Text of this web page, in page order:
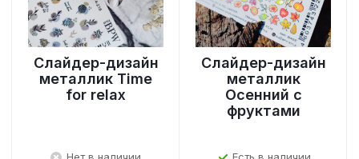
Слайдер-дизайн
металлик Time
for relax
Слайдер-дизайн
металлик
Осенний с
фруктами